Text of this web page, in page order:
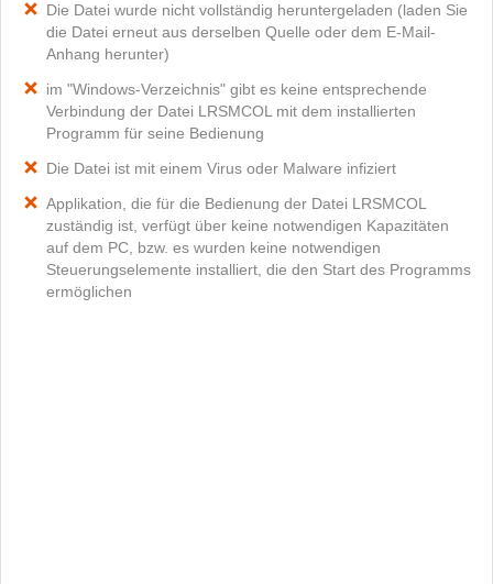
Die Datei wurde nicht vollständig heruntergeladen (laden Sie
die Datei erneut aus derselben Quelle oder dem E-Mail-
Anhang herunter)
im "Windows-Verzeichnis" gibt es keine entsprechende
Verbindung der Datei LRSMCOL mit dem installierten
Programm für seine Bedienung
Die Datei ist mit einem Virus oder Malware infiziert
Applikation, die für die Bedienung der Datei LRSMCOL
zuständig ist, verfügt über keine notwendigen Kapazitäten
auf dem PC, bzw. es wurden keine notwendigen
Steuerungselemente installiert, die den Start des Programms
ermöglichen